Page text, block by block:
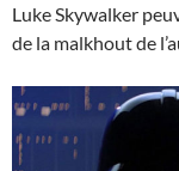
Luke Skywalker
de la malkhout de